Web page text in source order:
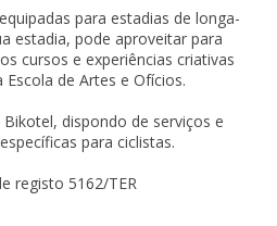
para estadias de longa-
estadia, pode aproveitar para
cursos e experiências criativas
Escola de Artes e Ofícios.
dispondo de serviços e
para ciclistas.
registo 5162/TER